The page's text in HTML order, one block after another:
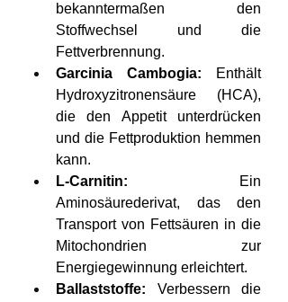
bekanntermaßen den
Stoffwechsel und die
Fettverbrennung.
Garcinia Cambogia:
Enthält
Hydroxyzitronensäure (HCA),
die den Appetit unterdrücken
und die Fettproduktion hemmen
kann.
L-Carnitin: Ein
Aminosäurederivat, das den
Transport von Fettsäuren in die
Mitochondrien zur
Energiegewinnung erleichtert.
Ballaststoffe: Verbessern die